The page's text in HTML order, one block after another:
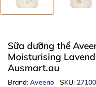
Sữa dưỡng thể
Moisturising
Ausmart.au
Brand: Aveeno SKU: